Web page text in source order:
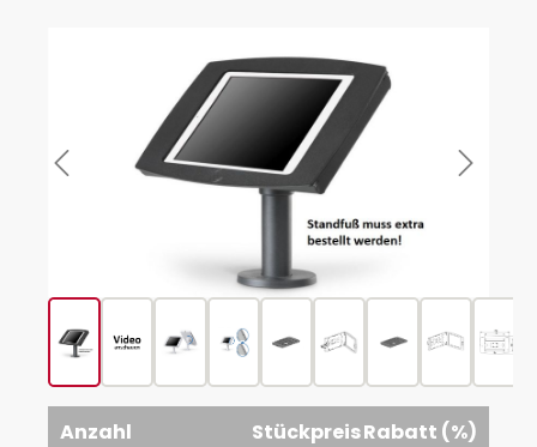
Anzahl StückpreisRabatt (%)